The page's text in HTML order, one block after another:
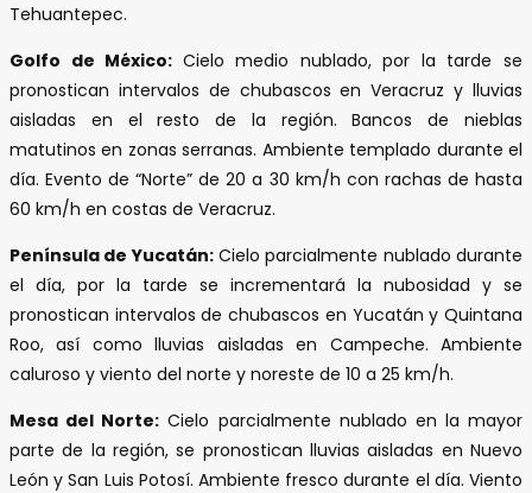
Tehuantepec.
Golfo de México: Cielo medio nublado, por la tarde se
pronostican intervalos de chubascos en Veracruz y lluvias
aisladas en el resto de la región. Bancos de nieblas
matutinos en zonas serranas. Ambiente templado durante el
día. Evento de “Norte” de 20 a 30 km/h con rachas de hasta
60 km/h en costas de Veracruz.
Península de Yucatán:Cielo parcialmente nublado durante
el día, por la tarde se incrementará la nubosidad y se
pronostican intervalos de chubascos en Yucatán y Quintana
Roo, así como lluvias aisladas en Campeche. Ambiente
caluroso y viento del norte y noreste de 10 a 25 km/h.
Mesa del Norte: Cielo parcialmente nublado en la mayor
parte de la región, se pronostican lluvias aisladas en Nuevo
León y San Luis Potosí. Ambiente fresco durante el día. Viento